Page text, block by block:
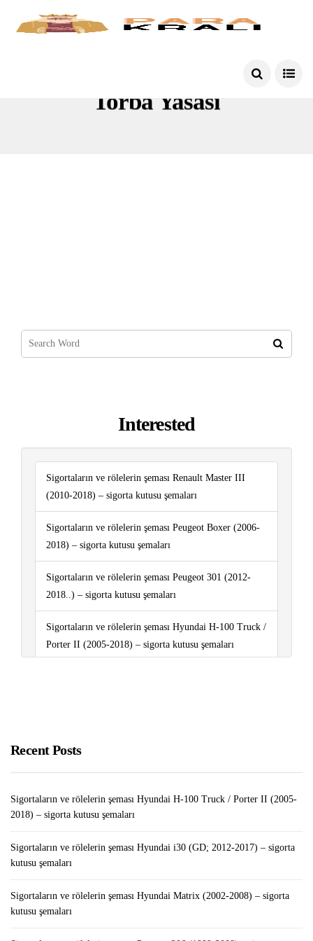
Torba Yasası
Interested
Sigortaların ve rölelerin şeması Renault Master III
(2010-2018) – sigorta kutusu şemaları
Sigortaların ve rölelerin şeması Peugeot Boxer (2006-
2018) – sigorta kutusu şemaları
Sigortaların ve rölelerin şeması Peugeot 301 (2012-
2018..) – sigorta kutusu şemaları
Sigortaların ve rölelerin şeması Hyundai H-100 Truck /
Porter II (2005-2018) – sigorta kutusu şemaları
(2011-2018) – sigorta kutusu şemaları
Pubg’ye En İyi Alternatif Oyunlar
Recent Posts
Sigortaların ve rölelerin şeması Hyundai H-100 Truck / Porter II (2005-
2018) – sigorta kutusu şemaları
Sigortaların ve rölelerin şeması Hyundai i30 (GD; 2012-2017) – sigorta
kutusu şemaları
Sigortaların ve rölelerin şeması Hyundai Matrix (2002-2008) – sigorta
kutusu şemaları